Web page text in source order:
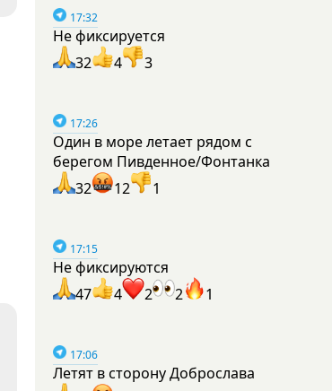
17:32
Не фиксируется
32
4 3
17:26
Один в море летает рядом с
берегом Пивденное/Фонтанка
32
12 1
17:15
Не фиксируются
47
4 2 2 1
17:06
Летят в сторону Доброслава